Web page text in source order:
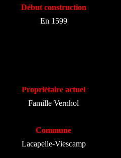
Début construction
En 1599
Propriétaire actuel
Famille Vernhol
Commune
Lacapelle-Viescamp